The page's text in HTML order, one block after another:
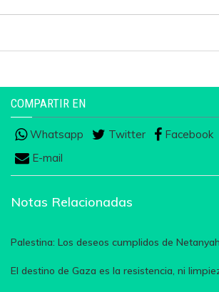
COMPARTIR EN
Whatsapp Twitter Facebook
E-mail
Notas Relacionadas
Palestina: Los deseos cumplidos de
El destino de Gaza es la resistencia, ni